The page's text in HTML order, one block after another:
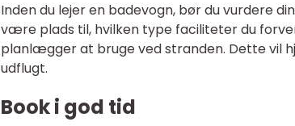
Inden du lejer en badevogn, bør du vurdere
være plads til, hvilken type faciliteter du
planlægger at bruge ved stranden. Dette vil
udflugt.
Book i god tid